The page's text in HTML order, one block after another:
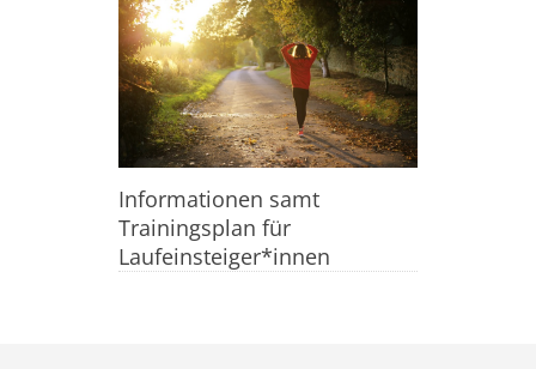
Informationen samt
Trainingsplan für
Laufeinsteiger*innen